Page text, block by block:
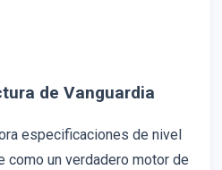
de Vanguardia
especificaciones de nivel
como un verdadero motor de